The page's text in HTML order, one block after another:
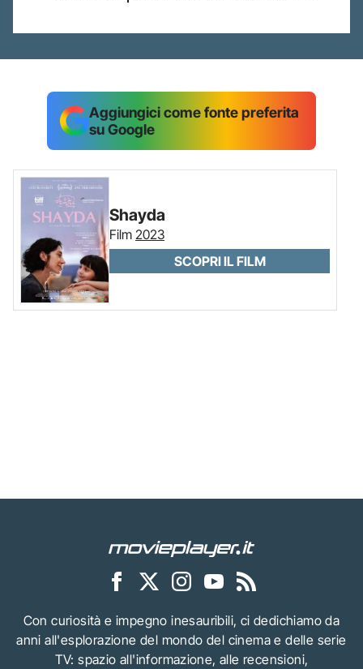
Aggiungici come fonte preferita
su Google
Shayda
Film 2023
SCOPRI IL FILM
Con curiosità e impegno inesauribili, ci dedichiamo da
anni all'esplorazione del mondo del cinema e delle serie
TV: spazio all'informazione, alle recensioni,